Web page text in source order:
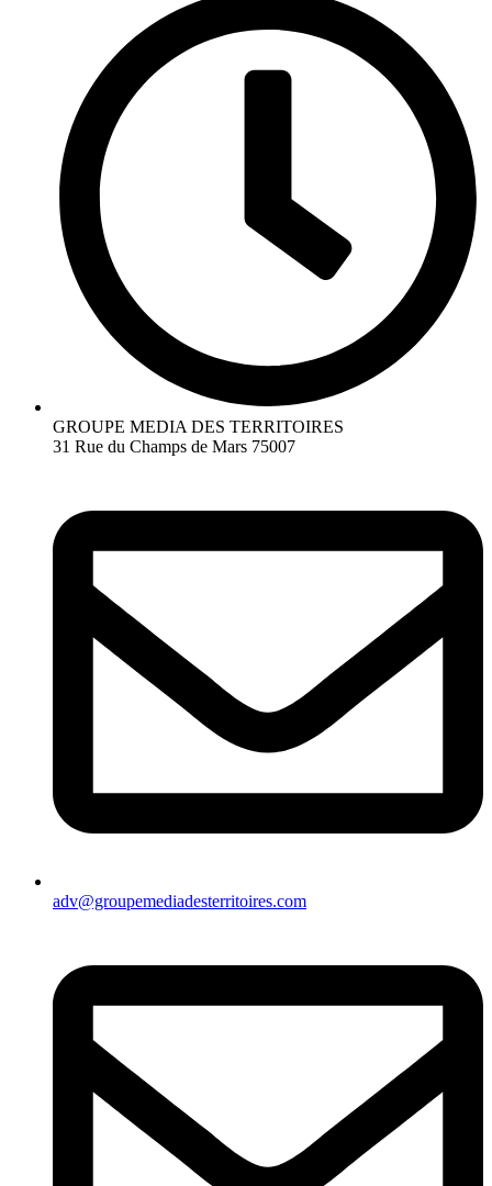
GROUPE MEDIA DES TERRITOIRES
31 Rue du Champs de Mars 75007
adv@groupemediadesterritoires.com